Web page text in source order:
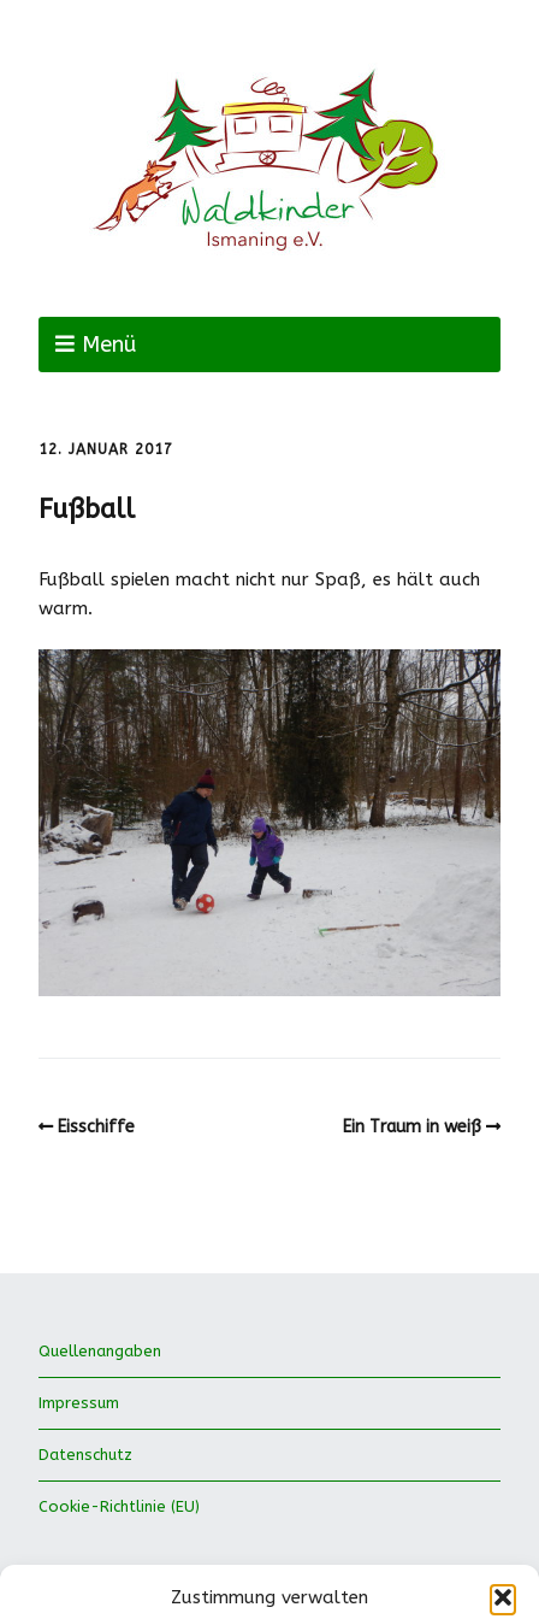
Zustimmung verwalten
Menü
12. JANUAR 2017
Fußball
Fußball spielen macht nicht nur Spaß, es hält auch
warm.
Eisschiffe Ein Traum in weiß
Quellenangaben
Impressum
Datenschutz
Cookie-Richtlinie (EU)